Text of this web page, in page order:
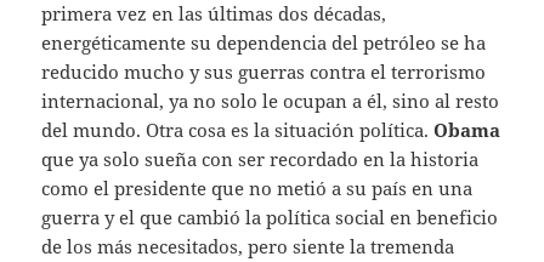
primera vez en las últimas dos décadas,
energéticamente su dependencia del petróleo se ha
reducido mucho y sus guerras contra el terrorismo
internacional, ya no solo le ocupan a él, sino al resto
del mundo. Otra cosa es la situación política.Obama
que ya solo sueña con ser recordado en la historia
como el presidente que no metió a su país en una
guerra y el que cambió la política social en beneficio
de los más necesitados, pero siente la tremenda